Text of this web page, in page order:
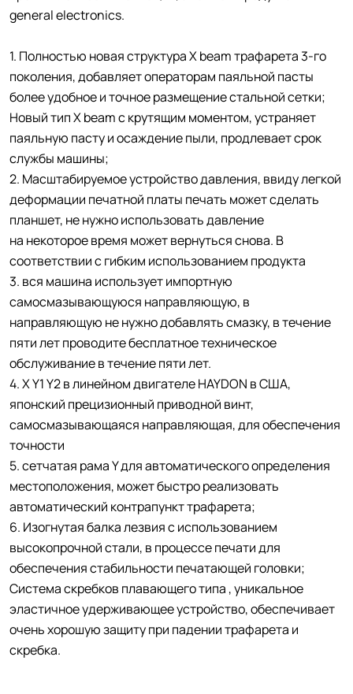
general electronics.
1. Полностью новая структура X beam трафарета 3-го
поколения, добавляет операторам паяльной пасты
более удобное и точное размещение стальной сетки;
Новый тип X beam с крутящим моментом, устраняет
паяльную пасту и осаждение пыли, продлевает срок
службы машины;
2. Масштабируемое устройство давления, ввиду легкой
деформации печатной платы печать может сделать
планшет, не нужно использовать давление
на некоторое время может вернуться снова. В
соответствии с гибким использованием продукта
3. вся машина использует импортную
самосмазывающуюся направляющую, в
направляющую не нужно добавлять смазку, в течение
пяти лет проводите бесплатное техническое
обслуживание в течение пяти лет.
4. X Y1 Y2 в линейном двигателе HAYDON в США,
японский прецизионный приводной винт,
самосмазывающаяся направляющая, для обеспечения
точности
5. сетчатая рама Y для автоматического определения
местоположения, может быстро реализовать
автоматический контрапункт трафарета;
6. Изогнутая балка лезвия с использованием
высокопрочной стали, в процессе печати для
обеспечения стабильности печатающей головки;
Система скребков плавающего типа , уникальное
эластичное удерживающее устройство, обеспечивает
очень хорошую защиту при падении трафарета и
скребка.